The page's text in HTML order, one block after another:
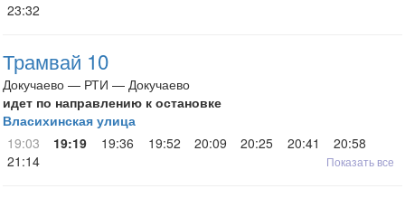
23:32
Трамвай 10
Докучаево — РТИ — Докучаево
идет по направлению к остановке
Власихинская улица
19:03
19:19 19:36 19:52 20:09 20:25 20:41
20:58
21:14
Показать все